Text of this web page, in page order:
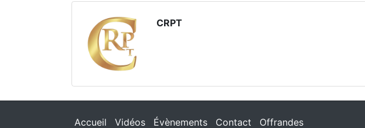
CRPT
Accueil Vidéos Évènements Contact
Offrandes